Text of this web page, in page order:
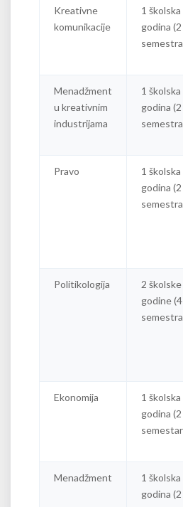
Kreativne
komunikacije
1 školska
godina (2
Menadžment
u kreativnim
industrijama
1 školska
godina (2
Pravo
1 školska
godina (2
Politikologija
2 školske
godine (4
Ekonomija
1 školska
godina (2
Menadžment
1 školska
godina (2